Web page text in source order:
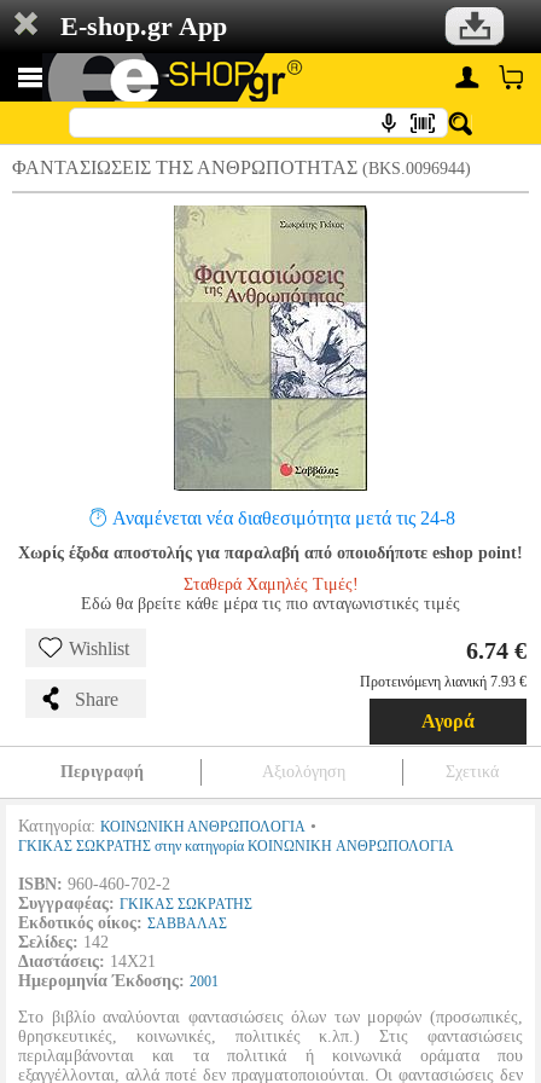
E-shop.gr App
ΦΑΝΤΑΣΙΩΣΕΙΣ ΤΗΣ ΑΝΘΡΩΠΟΤΗΤΑΣ (BKS.0096944)
Αναμένεται νέα διαθεσιμότητα μετά τις 24-8
Χωρίς έξοδα αποστολής για παραλαβή από οποιοδήποτε eshop point!
Σταθερά Χαμηλές Τιμές!
Εδώ θα βρείτε κάθε μέρα τις πιο ανταγωνιστικές τιμές
Wishlist
Share
6.74 €
Προτεινόμενη λιανική 7.93 €
Αγορά
Περιγραφή Αξιολόγηση Σχετικά
Κατηγορία: ΚΟΙΝΩΝΙΚΗ ΑΝΘΡΩΠΟΛΟΓΙΑ •
ΓΚΙΚΑΣ ΣΩΚΡΑΤΗΣ στην κατηγορία ΚΟΙΝΩΝΙΚΗ ΑΝΘΡΩΠΟΛΟΓΙΑ
ISBN: 960-460-702-2
Συγγραφέας: ΓΚΙΚΑΣ ΣΩΚΡΑΤΗΣ
Εκδοτικός οίκος: ΣΑΒΒΑΛΑΣ
Σελίδες: 142
Διαστάσεις: 14Χ21
Ημερομηνία Έκδοσης: 2001
Στο βιβλίο αναλύονται φαντασιώσεις όλων των μορφών (προσωπικές,
θρησκευτικές, κοινωνικές, πολιτικές κ.λπ.) Στις φαντασιώσεις
περιλαμβάνονται και τα πολιτικά ή κοινωνικά οράματα που
εξαγγέλλονται, αλλά ποτέ δεν πραγματοποιούνται. Οι φαντασιώσεις δεν